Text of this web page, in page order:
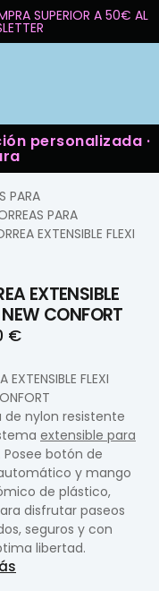
SUPERIOR A 50€ AL
personalizada ·
PARA
PARA
EXTENSIBLE FLEXI
EXTENSIBLE
NEW CONFORT
€
EXTENSIBLE FLEXI
de nylon resistente
extensible para
. Posee botón de
y mango
de plástico,
disfrutar paseos
seguros y con
libertad.